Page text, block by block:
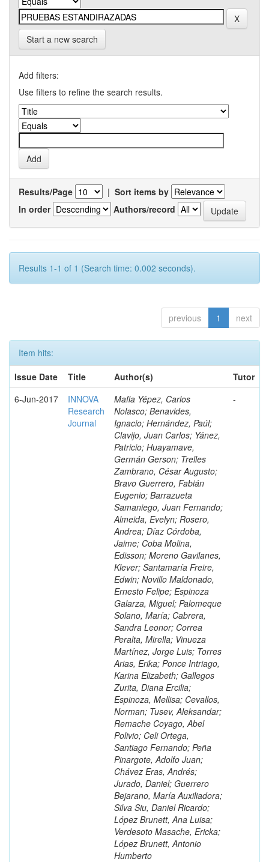
Start a new search
Add filters:
Use filters to refine the search results.
Results/Page | Sort items by
In order
Authors/record
Results 1-1 of 1 (Search time: 0.002 seconds).
previous 1 next
Item hits:
Issue Date
Title Author(s)
Tutor
6-Jun-2017
INNOVA
Research
Journal
Mafla Yépez, Carlos
Nolasco; Benavides,
Ignacio; Hernández, Paúl;
Clavijo, Juan Carlos; Yánez,
Patricio; Huayamave,
Germán Gerson; Trelles
Zambrano, César Augusto;
Bravo Guerrero, Fabián
Eugenio; Barrazueta
Samaniego, Juan Fernando;
Almeida, Evelyn; Rosero,
Andrea; Díaz Córdoba,
Jaime; Coba Molina,
Edisson; Moreno Gavilanes,
Klever; Santamaría Freire,
Edwin; Novillo Maldonado,
Ernesto Felipe; Espinoza
Galarza, Miguel; Palomeque
Solano, María; Cabrera,
Sandra Leonor; Correa
Peralta, Mirella; Vinueza
Martínez, Jorge Luis; Torres
Arias, Erika; Ponce Intriago,
Karina Elizabeth; Gallegos
Zurita, Diana Ercilia;
Espinoza, Mellisa; Cevallos,
Norman; Tusev, Aleksandar;
Remache Coyago, Abel
Polivio; Celi Ortega,
Santiago Fernando; Peña
Pinargote, Adolfo Juan;
Chávez Eras, Andrés;
Jurado, Daniel; Guerrero
Bejarano, María Auxiliadora;
Silva Siu, Daniel Ricardo;
López Brunett, Ana Luisa;
Verdesoto Masache, Ericka;
López Brunett, Antonio
Humberto
-